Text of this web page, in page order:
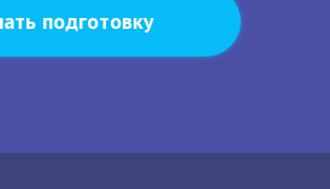
подготовку